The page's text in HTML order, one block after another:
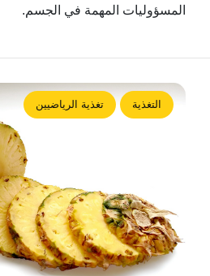
المسؤوليات المهمة في الجسم.
التغذية تغذية الرياضيين